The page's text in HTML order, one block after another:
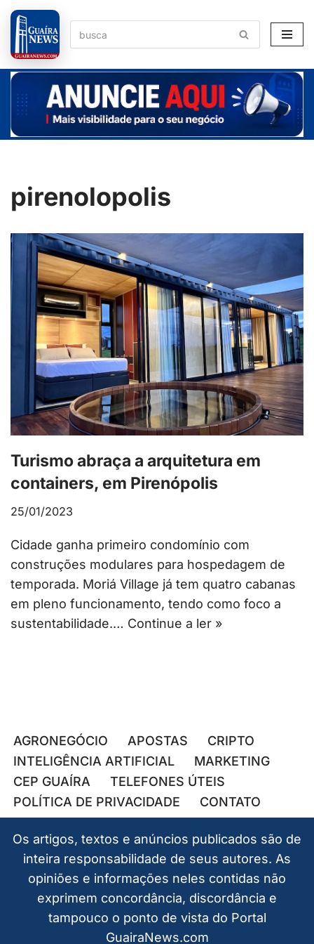
Pular
para
o
conteúdo
pirenolopolis
Turismo abraça a arquitetura em
containers, em Pirenópolis
25/01/2023
Cidade ganha primeiro condomínio com
construções modulares para hospedagem de
temporada. Moriá Village já tem quatro cabanas
em pleno funcionamento, tendo como foco a
sustentabilidade.… Continue a ler »
AGRONEGÓCIO APOSTAS
CRIPTO
INTELIGÊNCIA ARTIFICIAL
MARKETING
CEP GUAÍRA
TELEFONES ÚTEIS
POLÍTICA DE PRIVACIDADE
CONTATO
Os artigos, textos e anúncios publicados são de
inteira responsabilidade de seus autores. As
opiniões e informações neles contidas não
exprimem concordância, discordância e
tampouco o ponto de vista do Portal
GuairaNews.com